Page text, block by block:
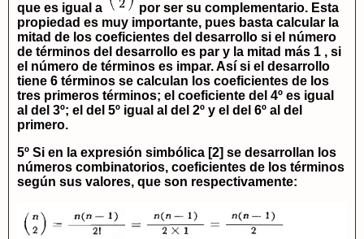
que es igual a
por ser su complementario. Esta
propiedad es muy importante, pues basta calcular la
mitad de los coeficientes del desarrollo si el número
de términos del desarrollo es par y la mitad más 1 , si
el número de términos es impar. Así si el desarrollo
tiene 6 términos se calculan los coeficientes de los
tres primeros términos; el coeficiente del 4º es igual
al del 3º; el del 5º igual al del 2º y el del 6º al del
primero.
5º Si en la expresión simbólica [2] se desarrollan los
números combinatorios, coeficientes de los términos
según sus valores, que son respectivamente: